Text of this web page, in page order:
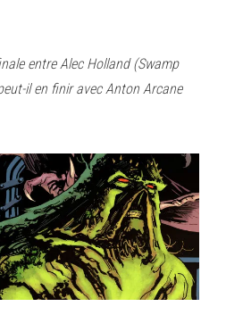
entre Alec Holland (Swamp
il en finir avec Anton Arcane